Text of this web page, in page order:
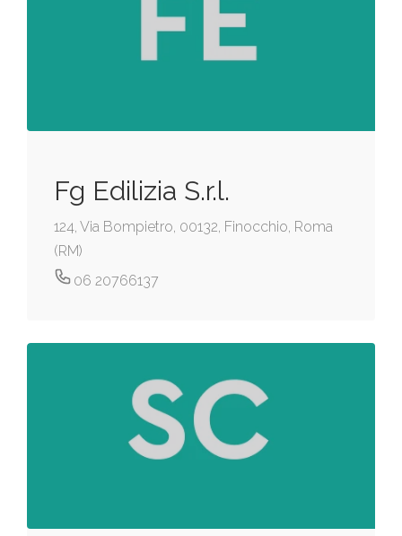
Fg Edilizia S.r.l.
124, Via Bompietro, 00132, Finocchio, Roma
(RM)
06 20766137